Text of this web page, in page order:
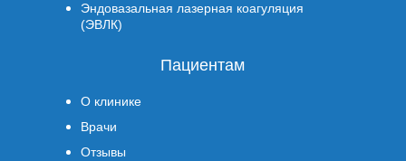
Эндовазальная лазерная коагуляция
(ЭВЛК)
Пациентам
О клинике
Врачи
Отзывы